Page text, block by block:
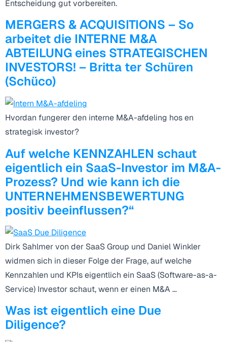
Entscheidung gut vorbereiten.
MERGERS & ACQUISITIONS – So
arbeitet die INTERNE M&A
ABTEILUNG eines STRATEGISCHEN
INVESTORS! – Britta ter Schüren
(Schüco)
Hvordan fungerer den interne M&A-afdeling hos en
strategisk investor?
Auf welche KENNZAHLEN schaut
eigentlich ein SaaS-Investor im M&A-
Prozess? Und wie kann ich die
UNTERNEHMENSBEWERTUNG
positiv beeinflussen?“
Dirk Sahlmer von der SaaS Group und Daniel Winkler
widmen sich in dieser Folge der Frage, auf welche
Kennzahlen und KPIs eigentlich ein SaaS (Software-as-a-
Service) Investor schaut, wenn er einen M&A …
Was ist eigentlich eine Due
Diligence?